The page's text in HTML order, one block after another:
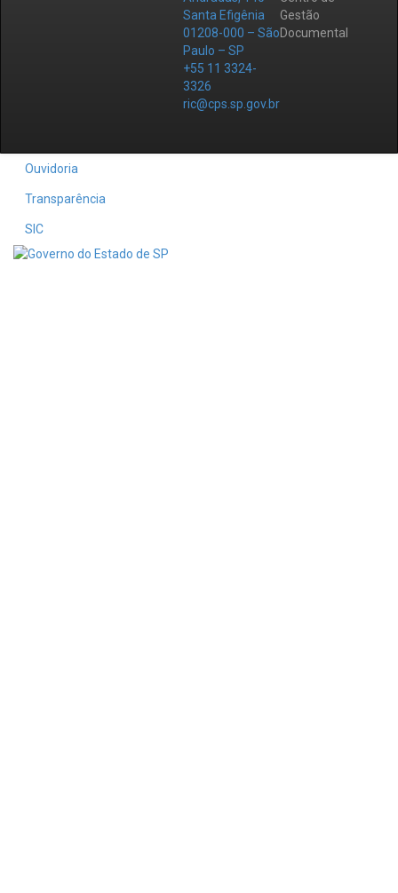
Santa Efigênia
01208-000 – São
Paulo – SP
+55 11 3324-
3326
ric@cps.sp.gov.br
Gestão
Documental
Ouvidoria
Transparência
SIC